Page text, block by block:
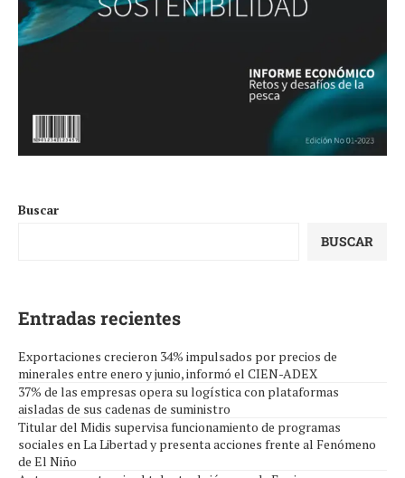
Buscar
BUSCAR
Entradas recientes
Exportaciones crecieron 34% impulsados por precios de
minerales entre enero y junio, informó el CIEN-ADEX
37% de las empresas opera su logística con plataformas
aisladas de sus cadenas de suministro
Titular del Midis supervisa funcionamiento de programas
sociales en La Libertad y presenta acciones frente al Fenómeno
de El Niño